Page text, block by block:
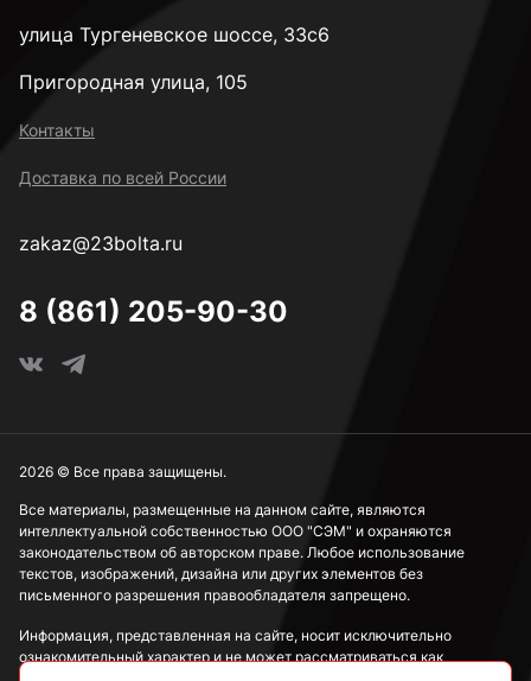
улица Тургеневское шоссе, 33с6
Пригородная улица, 105
Контакты
Доставка по всей России
zakaz@23bolta.ru
8 (861) 205-90-30
Все материалы, размещенные на данном сайте, являются
интеллектуальной собственностью ООО "СЭМ" и охраняются
законодательством об авторском праве. Любое использование
текстов, изображений, дизайна или других элементов без
письменного разрешения правообладателя запрещено.
Информация, представленная на сайте, носит исключительно
ознакомительный характер и не может рассматриваться как
2026 © Все права защищены.